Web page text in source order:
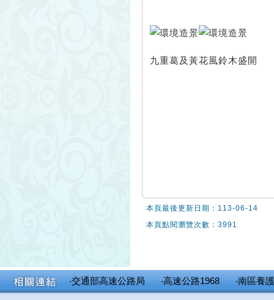
九重葛及黃花風鈴木盛開
本頁最後更新日期：113-06-14
本頁點閱瀏覽次數：3991
‧交通部高速公路局 ‧高速公路1968 ‧南區養